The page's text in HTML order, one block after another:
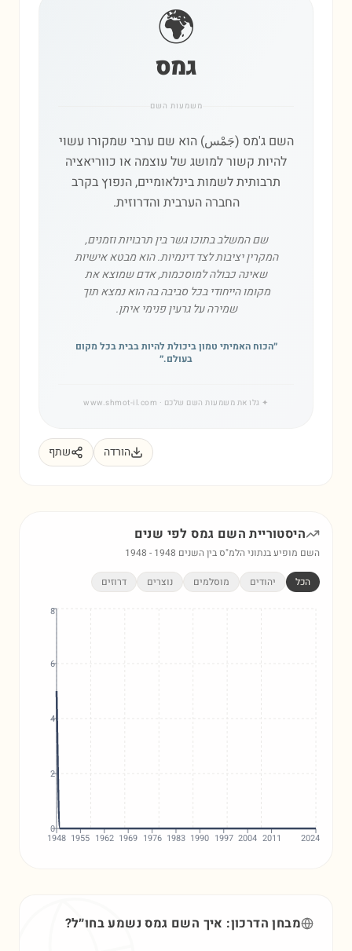
🌍
גמס
משמעות השם
השם ג'מס (جَمْس) הוא שם ערבי שמקורו עשוי
להיות קשור למושג של עוצמה או כווריאציה
תרבותית לשמות בינלאומיים, הנפוץ בקרב
החברה הערבית והדרוזית.
שם המשלב בתוכו גשר בין תרבויות וזמנים,
המקרין יציבות לצד דינמיות. הוא מבטא אישיות
שאינה כבולה למוסכמות, אדם שמוצא את
מקומו הייחודי בכל סביבה בה הוא נמצא תוך
שמירה על גרעין פנימי איתן.
״הכוח האמיתי טמון ביכולת להיות בבית בכל מקום
בעולם.״
✦ גלו את משמעות השם שלכם · www.shmot-il.com
הורדה שתף
היסטוריית השם גמסלפי שנים
השם מופיע בנתוני הלמ"ס בין השנים 1948 - 1948
הכל יהודים מוסלמים נוצרים דרוזים
1948 1955 1962 1969 1976 1983 1990 1997 2004 2011 2024
0
2
4
6
8
מבחן הדרכון: איך השם גמסנשמע בחו״ל?